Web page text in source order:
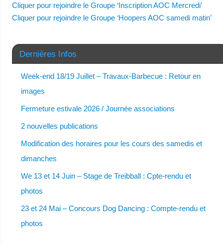
Cliquer pour rejoindre le Groupe ‘Inscription AOC Mercredi’
Cliquer pour rejoindre le Groupe ‘Hoopers AOC samedi matin’
Dernières Infos
Week-end 18/19 Juillet – Travaux-Barbecue : Retour en
images
Fermeture estivale 2026 / Journée associations
2 nouvelles publications
Modification des horaires pour les cours des samedis et
dimanches
We 13 et 14 Juin – Stage de Treibball : Cpte-rendu et
photos
23 et 24 Mai – Concours Dog Dancing : Compte-rendu et
photos